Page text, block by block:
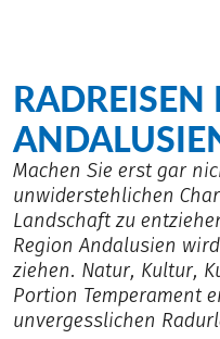
RADREISEN
Machen Sie erst gar
unwiderstehlichen
Landschaft zu
Region Andalusien
ziehen. Natur, Kultur,
Portion Temperament
unvergesslichen